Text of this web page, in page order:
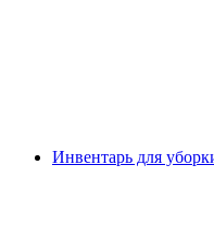
Инвентарь для